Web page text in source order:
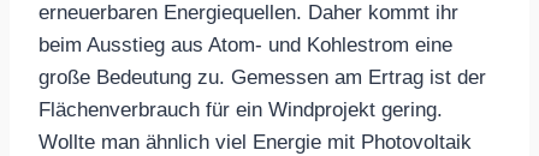
erneuerbaren Energiequellen. Daher kommt ihr
beim Ausstieg aus Atom- und Kohlestrom eine
große Bedeutung zu. Gemessen am Ertrag ist der
Flächenverbrauch für ein Windprojekt gering.
Wollte man ähnlich viel Energie mit Photovoltaik